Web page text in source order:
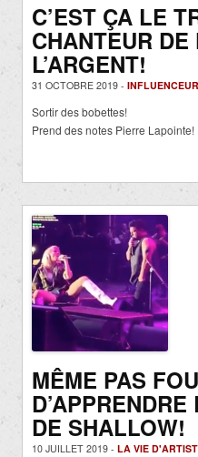
C’EST ÇA LE
CHANTEUR DE
L’ARGENT!
31 OCTOBRE 2019 - INFLUENCEUR
Sortir des bobettes!
Prend des notes Pierre Lapointe!
MÊME PAS
DE SHALLOW!
10 JUILLET 2019 - LA VIE